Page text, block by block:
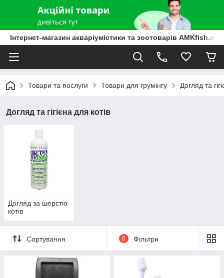
Інтернет-магазин акваріумістики та зоотоварів AMKfish.com
Товари та послуги Товари для грумінгу Догляд та
Догляд та гігієна для котів
Догляд за шерстю
котів
Сортування 0 Фільтри